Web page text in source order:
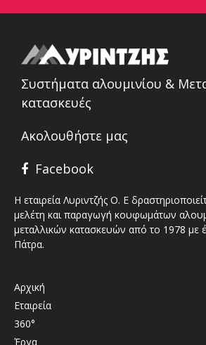
Συστήματα αλουμινίου &
κατασκευές
Ακολουθήστε μας
Facebook
Η εταιρεία Λυριντζής Ο. Ε
μελέτη και παραγωγή κουφωμάτων
μεταλλικών κατασκευών από το 1978 με
Πάτρα.
Αρχική
Εταιρεία
360°
Έργα